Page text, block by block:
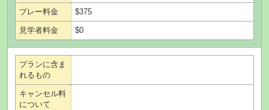
プレー料金 $375
見学者料金 $0
プランに含ま
れるもの
キャンセル料
について